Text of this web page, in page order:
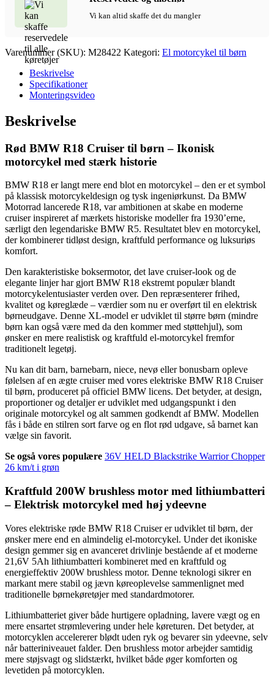
Vi kan altid skaffe det du mangler
Varenummer (SKU): M28422 Kategori: El motorcykel til børn
Beskrivelse
Specifikationer
Monteringsvideo
Beskrivelse
Rød BMW R18 Cruiser til børn – Ikonisk
motorcykel med stærk historie
BMW R18 er langt mere end blot en motorcykel – den er et symbol
på klassisk motorcykeldesign og tysk ingeniørkunst. Da BMW
Motorrad lancerede R18, var ambitionen at skabe en moderne
cruiser inspireret af mærkets historiske modeller fra 1930’erne,
særligt den legendariske BMW R5. Resultatet blev en motorcykel,
der kombinerer tidløst design, kraftfuld performance og luksuriøs
komfort.
Den karakteristiske boksermotor, det lave cruiser-look og de
elegante linjer har gjort BMW R18 ekstremt populær blandt
motorcykelentusiaster verden over. Den repræsenterer frihed,
kvalitet og køreglæde – værdier som nu er overført til en elektrisk
børneudgave. Denne XL-model er udviklet til større børn (mindre
børn kan også være med da den kommer med støttehjul), som
ønsker en mere realistisk og kraftfuld el-motorcykel fremfor
traditionelt legetøj.
Nu kan dit barn, barnebarn, niece, nevø eller bonusbarn opleve
følelsen af en ægte cruiser med vores elektriske BMW R18 Cruiser
til børn, produceret på officiel BMW licens. Det betyder, at design,
proportioner og detaljer er udviklet med udgangspunkt i den
originale motorcykel og alt sammen godkendt af BMW. Modellen
fås i både en stilren sort farve og en flot rød udgave, så barnet kan
vælge sin favorit.
Se også vores populære 36V HELD Blackstrike Warrior Chopper
26 km/t i grøn
Kraftfuld 200W brushless motor med lithiumbatteri
– Elektrisk motorcykel med høj ydeevne
Vores elektriske røde BMW R18 Cruiser er udviklet til børn, der
ønsker mere end en almindelig el-motorcykel. Under det ikoniske
design gemmer sig en avanceret drivlinje bestående af et moderne
21,6V 5Ah lithiumbatteri kombineret med en kraftfuld og
energieffektiv 200W brushless motor. Denne teknologi sikrer en
markant mere stabil og jævn køreoplevelse sammenlignet med
traditionelle børnekøretøjer med standardmotorer.
Lithiumbatteriet giver både hurtigere opladning, lavere vægt og en
mere ensartet strømlevering under hele køreturen. Det betyder, at
motorcyklen accelererer blødt uden ryk og bevarer sin ydeevne, selv
når batteriniveauet falder. Den brushless motor arbejder samtidig
mere støjsvagt og slidstærkt, hvilket både øger komforten og
levetiden på motorcyklen.